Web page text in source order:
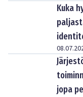
Kuka
jopa